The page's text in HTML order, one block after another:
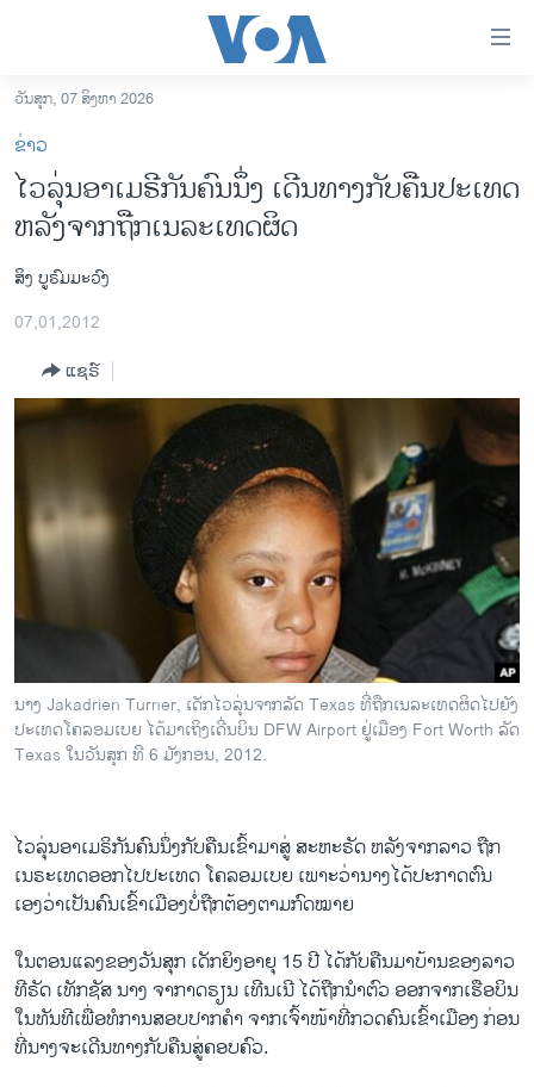
ເຂົ້າ
ຫາ
ຂ້າມ
ຂ້າມ
ຂ້າມ
ຫາ
ຊອກ
ຄົ້ນ
ອາເມຣິກາ
ຂ່າວ​ຈີນ
ໂລກ
ເອເຊຍ
ອິດສະຫຼະພາບດ້ານການຂ່າວ
ຊຸມຊົນຊາວລາວ
ວິທະຍາສາດ-ເທັກໂນໂລຈີ
ພາສາອັງກິດ
ວີດີໂອ
ສຽງ
ລາຍການກະຈາຍສຽງ
ພາສາຕ່າງໆ
ວັນສຸກ, 07 ສິງຫາ 2026
ຂ່າວ
ໄວລຸ່ນອາເມຣີກັນຄົນນຶ່ງ ເດີນທາງກັບຄືນປະເທດ
ຫລັງຈາກຖືກເນລະເທດຜິດ
ສິງ ບູຣົມມະວົງ
07,01,2012
ແຊຣ໌
ນາງ Jakadrien Turner, ເດັກໄວລຸ່ນຈາກລັດ Texas ທີ່ຖືກເນລະເທດຜິດໄປຍັງ
ປະເທດໂຄລອມເບຍ ໄດ້ມາເຖິງເດີ່ນບິນ DFW Airport ຢູ່ເມືອງ Fort Worth ລັດ
Texas ໃນວັນສຸກ ທີ 6 ມັງກອນ, 2012.
ໄວລຸ່​ນ​ອາເມ​ຣິກັນ​ຄົນ​ນຶ່ງກັບ​ຄືນເຂົ້າ​ມາສູ່ ສະຫະຣັດ ຫລັງ​ຈາກລາ​ວ ຖືກ
ເນຣະ​ເທດອອກໄປ​ປະ​ເທດ ​ໂຄ​ລອມ​ເບຍ​ ​ເພາະ​ວ່ານາງ​ໄດ້​ປະກາດ​ຕົນ​
ເອງ​ວ່າເປັນ​ຄົນ​ເຂົ້າ​ເມືອງ​ບໍ່​ຖືກຕ້ອງ​ຕາ​ມກົດໝາຍ
ໃນ​ຕອນ​ແລງ​ຂອງ​ວັນ​ສຸກ ເດັກ​ຍິງ​ອາຍຸ 15 ປີ ​ໄດ້​ກັບ​ຄືນ​ມາບ້ານ​ຂອງ​ລາວ
ທີຣັດ ເທັ​ກຊັສ ນາງ ຈາ​ກາດຣຽນ ​ເທີນ​ເນີ ​ໄດ້​ຖືກ​ນໍາ​ຕົວ ອອກ​ຈາກ​ເຮືອ​ບິນ
ໃນທັນທີ​ເພື່ອ​ທໍ​ການສອບປາກ​ຄໍາ ຈາກ​ເຈົ້າ​ໜ້າ​ທີ່​ກວດ​ຄົນ​ເຂົ້າ​ເມືອງ​ ກ່ອນ
ທີ່ນາງ​ຈະເດີນທາງ​ກັບ​ຄືນ​ສູ່​ຄອບຄົວ.